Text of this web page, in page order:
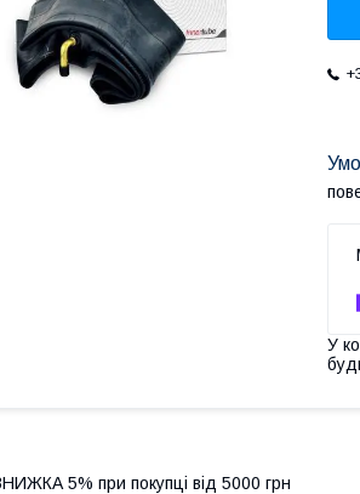
У
5% при покупці від 5000 грн